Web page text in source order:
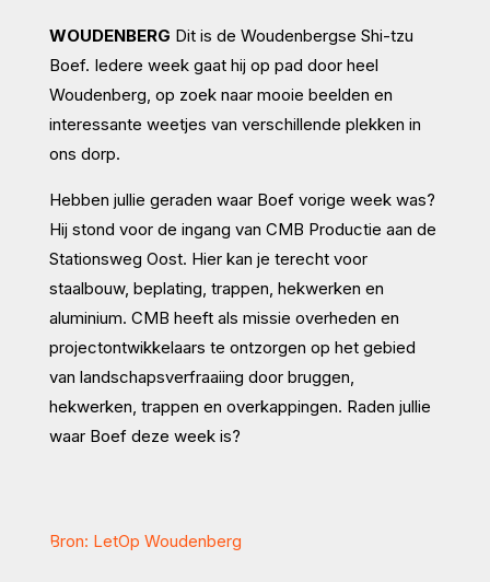
WOUDENBERG Dit is de Woudenbergse Shi-tzu
Boef. Iedere week gaat hij op pad door heel
Woudenberg, op zoek naar mooie beelden en
interessante weetjes van verschillende plekken in
ons dorp.
Hebben jullie geraden waar Boef vorige week was?
Hij stond voor de ingang van CMB Productie aan de
Stationsweg Oost. Hier kan je terecht voor
staalbouw, beplating, trappen, hekwerken en
aluminium. CMB heeft als missie overheden en
projectontwikkelaars te ontzorgen op het gebied
van landschapsverfraaiing door bruggen,
hekwerken, trappen en overkappingen. Raden jullie
waar Boef deze week is?
Bron: LetOp Woudenberg